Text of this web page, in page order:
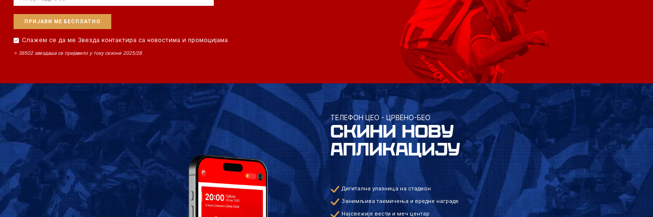
Слажем се да ме Звезда контактира са новостима и промоцијама
⭐ 38502 звездаша се пријавило у току сезоне 2025/26
ТЕЛЕФОН ЦЕО - ЦРВЕНО-БЕО
СКИНИ НОВУ
АПЛИКАЦИЈУ
Дигитална улазница на стадион
Занимљива такмичења и вредне награде
Најсвежије вести и меч центар